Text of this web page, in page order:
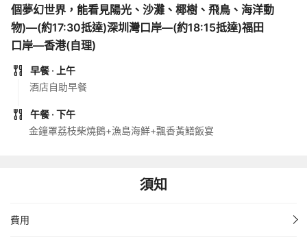
個夢幻世界，能看見陽光、沙灘、椰樹、飛鳥、海洋動
物)—(約17:30抵達)深圳灣口岸—(約18:15抵達)福田
口岸—香港(自理)
早餐 · 上午
酒店自助早餐
午餐 · 下午
金鐘罩荔枝柴燒鵝+漁島海鮮+飄香黃鱔飯宴
須知
費用